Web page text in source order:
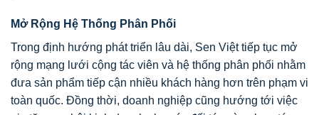
Mở Rộng Hệ Thống Phân Phối
Trong định hướng phát triển lâu dài, Sen Việt tiếp tục mở
rộng mạng lưới cộng tác viên và hệ thống phân phối nhằm
đưa sản phẩm tiếp cận nhiều khách hàng hơn trên phạm vi
toàn quốc. Đồng thời, doanh nghiệp cũng hướng tới việc